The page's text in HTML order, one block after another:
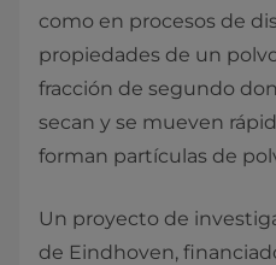
como en procesos de
propiedades de un
fracción de segundo
secan y se mueven
forman partículas de
Un proyecto de
de Eindhoven,